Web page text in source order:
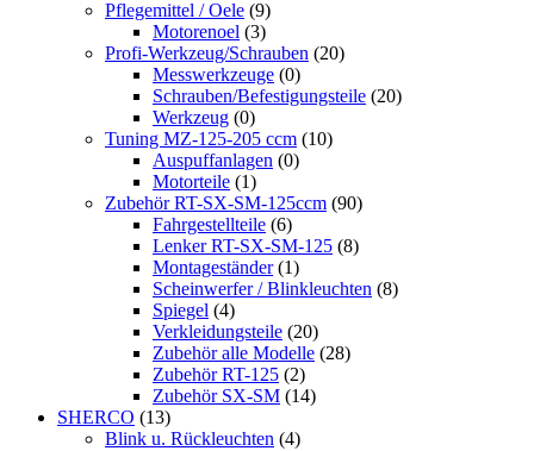
Pflegemittel / Oele (9)
Motorenoel (3)
Profi-Werkzeug/Schrauben (20)
Messwerkzeuge (0)
Schrauben/Befestigungsteile (20)
Werkzeug (0)
Tuning MZ-125-205 ccm (10)
Auspuffanlagen (0)
Motorteile (1)
Zubehör RT-SX-SM-125ccm (90)
Fahrgestellteile (6)
Lenker RT-SX-SM-125 (8)
Montageständer (1)
Scheinwerfer / Blinkleuchten (8)
Spiegel (4)
Verkleidungsteile (20)
Zubehör alle Modelle (28)
Zubehör RT-125 (2)
Zubehör SX-SM (14)
SHERCO (13)
Blink u. Rückleuchten (4)